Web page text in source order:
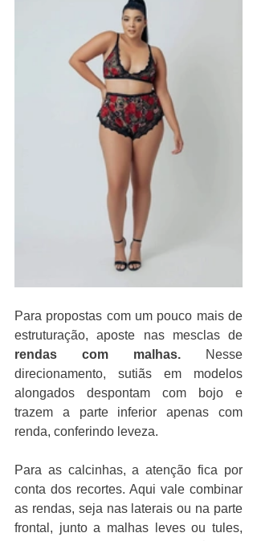
Para propostas com um pouco mais de
estruturação, aposte nas mesclas de
rendas com malhas.
Nesse
direcionamento, sutiãs em modelos
alongados despontam com bojo e
trazem a parte inferior apenas com
renda, conferindo leveza.
Para as calcinhas, a atenção fica por
conta dos recortes. Aqui vale combinar
as rendas, seja nas laterais ou na parte
frontal, junto a malhas leves ou tules,